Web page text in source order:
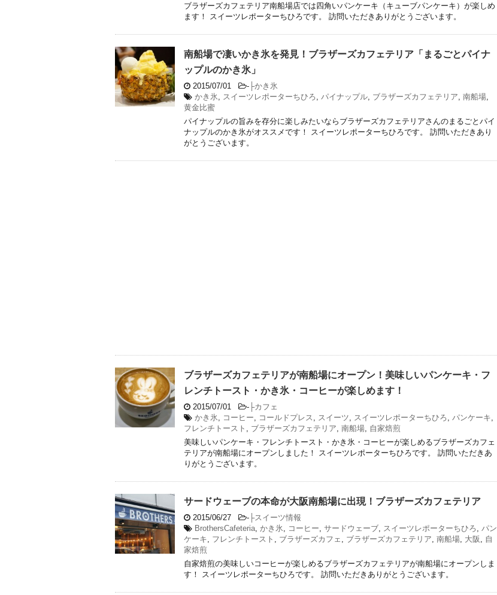
ブラザーズカフェテリア南船場店では四角いパンケーキ（キューブパンケーキ）が楽しめ
ます！ スイーツレポーターちひろです。 訪問いただきありがとうございます。
南船場で凄いかき氷を発見！ブラザーズカフェテリア「まるごとパイナ
ップルのかき氷」
2015/07/01 - ├かき氷
かき氷
スイーツレポーターちひろ パイナップル ブラザーズカフェテリア 南船場
黄金比蜜
パイナップルの旨みを存分に楽しみたいならブラザーズカフェテリアさんのまるごとパイ
ナップルのかき氷がオススメです！ スイーツレポーターちひろです。 訪問いただきあり
がとうございます。
ブラザーズカフェテリアが南船場にオープン！美味しいパンケーキ・フ
レンチトースト・かき氷・コーヒーが楽しめます！
2015/07/01 - ├カフェ
かき氷
コーヒー コールドプレス スイーツ スイーツレポーターちひろ パンケーキ
フレンチトースト
ブラザーズカフェテリア 南船場 自家焙煎
美味しいパンケーキ・フレンチトースト・かき氷・コーヒーが楽しめるブラザーズカフェ
テリアが南船場にオープンしました！ スイーツレポーターちひろです。 訪問いただきあ
りがとうございます。
サードウェーブの本命が大阪南船場に出現！ブラザーズカフェテリア
2015/06/27 - ├スイーツ情報
BrothersCafeteria かき氷 コーヒー サードウェーブ スイーツレポーターちひろ
パン
ケーキ
フレンチトースト ブラザーズカフェ ブラザーズカフェテリア 南船場 大阪
自
家焙煎
自家焙煎の美味しいコーヒーが楽しめるブラザーズカフェテリアが南船場にオープンしま
す！ スイーツレポーターちひろです。 訪問いただきありがとうございます。